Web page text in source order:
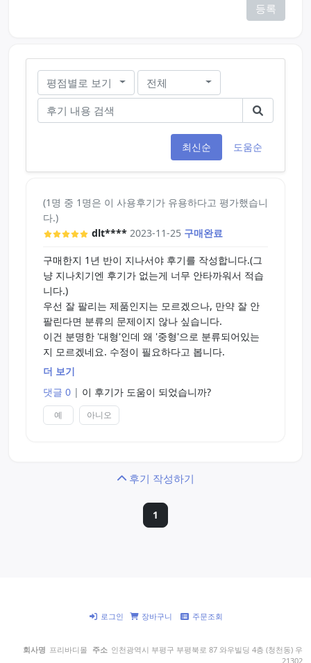
등록
평점별로 보기 전체
최신순 도움순
(1명 중 1명은 이 사용후기가 유용하다고 평가했습니
다.)
dlt**** 2023-11-25 구매완료
구매한지 1년 반이 지나서야 후기를 작성합니다.(그
냥 지나치기엔 후기가 없는게 너무 안타까워서 적습
니다.)
우선 잘 팔리는 제품인지는 모르겠으나, 만약 잘 안
팔린다면 분류의 문제이지 않나 싶습니다.
이건 분명한 '대형'인데 왜 '중형'으로 분류되어있는
지 모르겠네요. 수정이 필요하다고 봅니다.
제가 써본 홀이 20종류 정도 됩니다만(소형,중형,대
형,토르소 모든 종류를 써봤습니다.),
감히 말하건데 써본 홀중 가장 만족스러웠다고 표현
준비가 필요하긴하지만, 그만한 값어치는 하는 홀입
2. 무게감 및 크기.
실제처럼 할 수 있기에 별5개에 대한 대부분의 지분
더 보기
댓글 0 | 이 후기가 도움이 되었습니까?
예 아니오
후기 작성하기
1
로그인 장바구니 주문조회
회사명 프리바디몰 주소 인천광역시 부평구 부평북로 87 와우빌딩 4층 (청천동) 우
21302